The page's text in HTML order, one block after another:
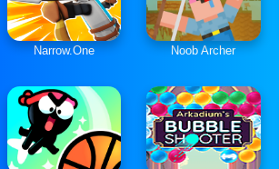
Narrow.One Noob Archer